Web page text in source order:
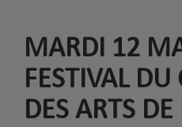
MARDI 12
FESTIVAL DU
DES ARTS